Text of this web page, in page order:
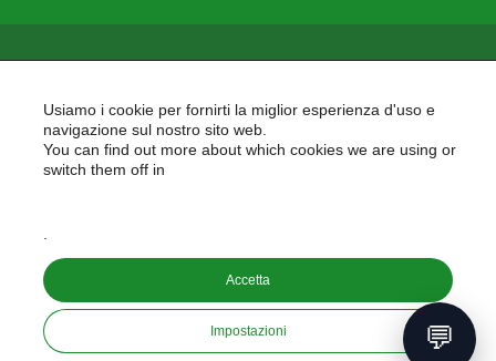
PAIDEA
PAIDEA S.A.S. - Capitale sociale 10.000€ i.v.
Riproduzione Vietata
💬
Usiamo i cookie per fornirti la miglior esperienza d'uso e
navigazione sul nostro sito web.
You can find out more about which cookies we are using or
switch them off in
Accetta
Impostazioni